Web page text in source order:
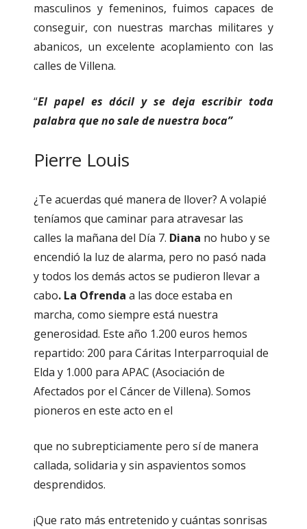
masculinos y femeninos, fuimos capaces de
conseguir, con nuestras marchas militares y
abanicos, un excelente acoplamiento con las
calles de Villena.
“El papel es dócil y se deja escribir toda
palabra que no sale de nuestra boca”
Pierre Louis
¿Te acuerdas qué manera de llover? A volapié
teníamos que caminar para atravesar las
calles la mañana del Día 7. Diana no hubo y se
encendió la luz de alarma, pero no pasó nada
y todos los demás actos se pudieron llevar a
cabo. La Ofrenda a las doce estaba en
marcha, como siempre está nuestra
generosidad. Este año 1.200 euros hemos
repartido: 200 para Cáritas Interparroquial de
Elda y 1.000 para APAC (Asociación de
Afectados por el Cáncer de Villena). Somos
pioneros en este acto en el
que no subrepticiamente pero sí de manera
callada, solidaria y sin aspavientos somos
desprendidos.
¡Que rato más entretenido y cuántas sonrisas